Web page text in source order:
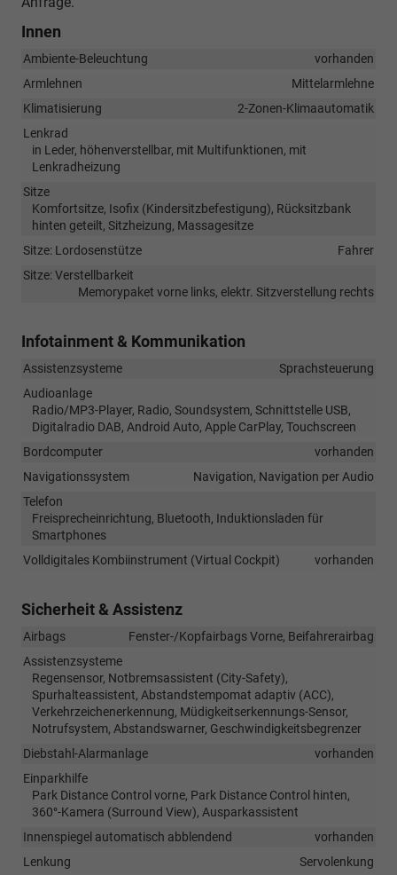
Innen
Ambiente-Beleuchtung
vorhanden
Armlehnen
Mittelarmlehne
Klimatisierung
2-Zonen-Klimaautomatik
Lenkrad
in Leder, höhenverstellbar, mit Multifunktionen, mit
Lenkradheizung
Sitze
Komfortsitze, Isofix (Kindersitzbefestigung), Rücksitzbank
hinten geteilt, Sitzheizung, Massagesitze
Sitze: Lordosenstütze
Fahrer
Sitze: Verstellbarkeit
Memorypaket vorne links, elektr. Sitzverstellung rechts
Infotainment & Kommunikation
Assistenzsysteme
Sprachsteuerung
Audioanlage
Radio/MP3-Player, Radio, Soundsystem, Schnittstelle USB,
Digitalradio DAB, Android Auto, Apple CarPlay, Touchscreen
Bordcomputer
vorhanden
Navigationssystem
Navigation, Navigation per Audio
Telefon
Freisprecheinrichtung, Bluetooth, Induktionsladen für
Smartphones
Volldigitales Kombiinstrument (Virtual Cockpit)
vorhanden
Sicherheit & Assistenz
Airbags
Fenster-/Kopfairbags Vorne, Beifahrerairbag
Assistenzsysteme
Regensensor, Notbremsassistent (City-Safety),
Spurhalteassistent, Abstandstempomat adaptiv (ACC),
Verkehrzeichenerkennung, Müdigkeitserkennungs-Sensor,
Notrufsystem, Abstandswarner, Geschwindigkeitsbegrenzer
Diebstahl-Alarmanlage
vorhanden
Einparkhilfe
Park Distance Control vorne, Park Distance Control hinten,
360°-Kamera (Surround View), Ausparkassistent
Innenspiegel automatisch abblendend
vorhanden
Lenkung
Servolenkung